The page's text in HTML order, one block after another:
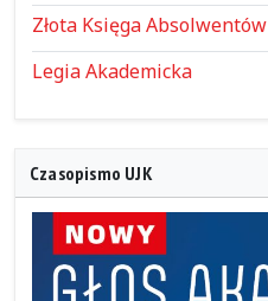
Złota Księga Absolwentów
Legia Akademicka
Czasopismo UJK